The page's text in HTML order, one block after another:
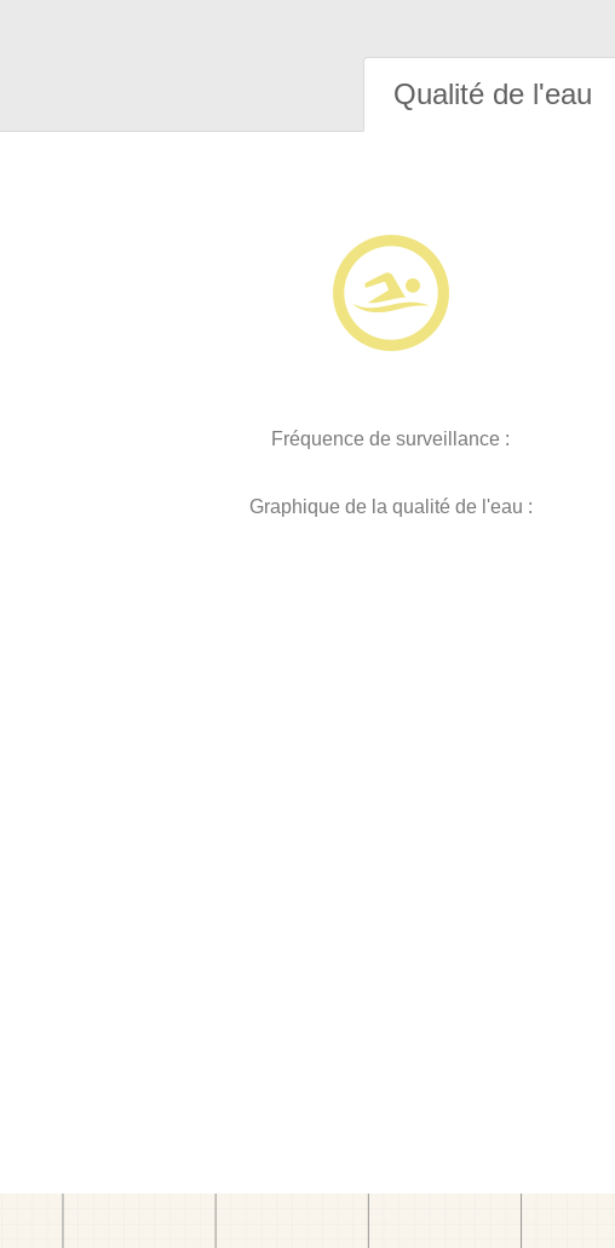
Qualité de l'eau
Fréquence de surveillance :
Graphique de la qualité de l'eau :